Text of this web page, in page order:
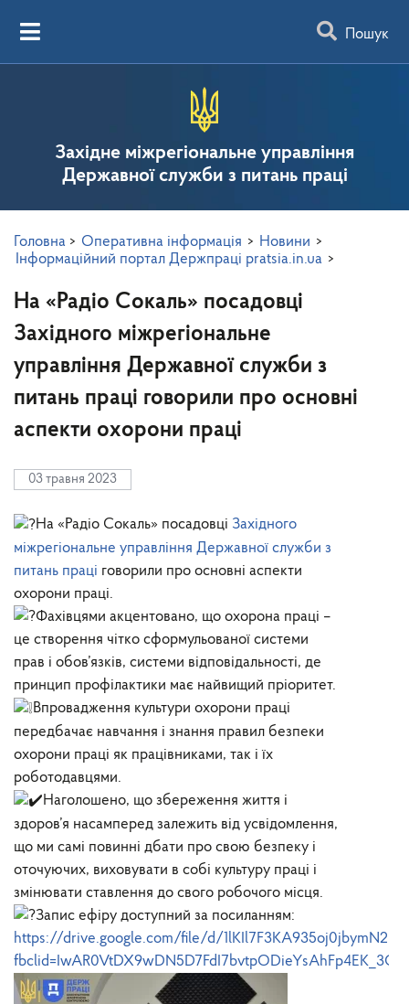
Пошук
Західне міжрегіональне управління
Державної служби з питань праці
Головна > Оперативна інформація > Новини >
Інформаційний портал Держпраці pratsia.in.ua >
На «Радіо Сокаль» посадовці
Західного міжрегіональне
управління Державної служби з
питань праці говорили про основні
аспекти охорони праці
03 травня 2023
На «Радіо Сокаль» посадовці Західного
міжрегіональне управління Державної служби з
питань праці говорили про основні аспекти
охорони праці.
Фахівцями акцентовано, що охорона праці –
це створення чітко сформульованої системи
прав і обов’язків, системи відповідальності, де
принцип профілактики має найвищий пріоритет.
Впровадження культури охорони праці
передбачає навчання і знання правил безпеки
охорони праці як працівниками, так і їх
роботодавцями.
Наголошено, що збереження життя і
здоров’я насамперед залежить від усвідомлення,
що ми самі повинні дбати про свою безпеку і
оточуючих, виховувати в собі культуру праці і
змінювати ставлення до свого робочого місця.
Запис ефіру доступний за посиланням:
https://drive.google.com/file/d/